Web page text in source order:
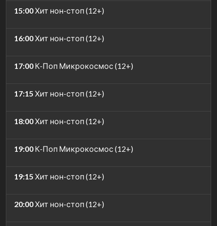
15:00Хит нон-стоп (12+)
16:00Хит нон-стоп (12+)
17:00 К-Поп Микрокосмос (12+)
17:15 Хит нон-стоп (12+)
18:00Хит нон-стоп (12+)
19:00 К-Поп Микрокосмос (12+)
19:15 Хит нон-стоп (12+)
20:00Хит нон-стоп (12+)